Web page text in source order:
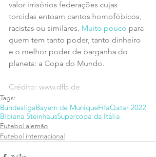
valor irrisórios federações cujas
torcidas entoam cantos homofóbicos,
racistas ou similares. Muito pouco para
quem tem tanto poder, tanto dinheiro
e o melhor poder de barganha do
planeta: a Copa do Mundo.
Crédito: www.dfb.de
Tags:
BundesligaBayern de MuniqueFifaQatar 2022
Bibiana SteinhausSupercopa da Itália
Futebol alemão
Futebol internacional